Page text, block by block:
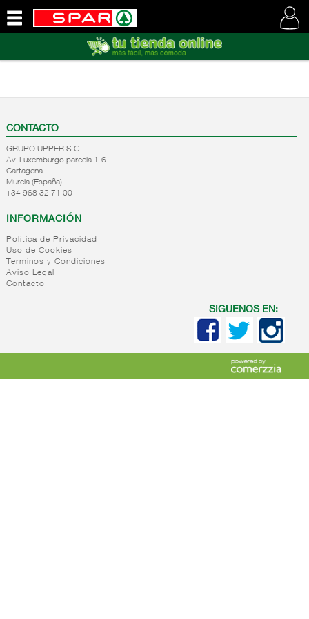
SOMOS
CONTACTO
GRUPO UPPER S.C.
Av. Luxemburgo parcela 1-6
Cartagena
Murcia (España)
+34 968 32 71 00
INFORMACIÓN
Política de Privacidad
Uso de Cookies
Terminos y Condiciones
Aviso Legal
Contacto
SIGUENOS EN: